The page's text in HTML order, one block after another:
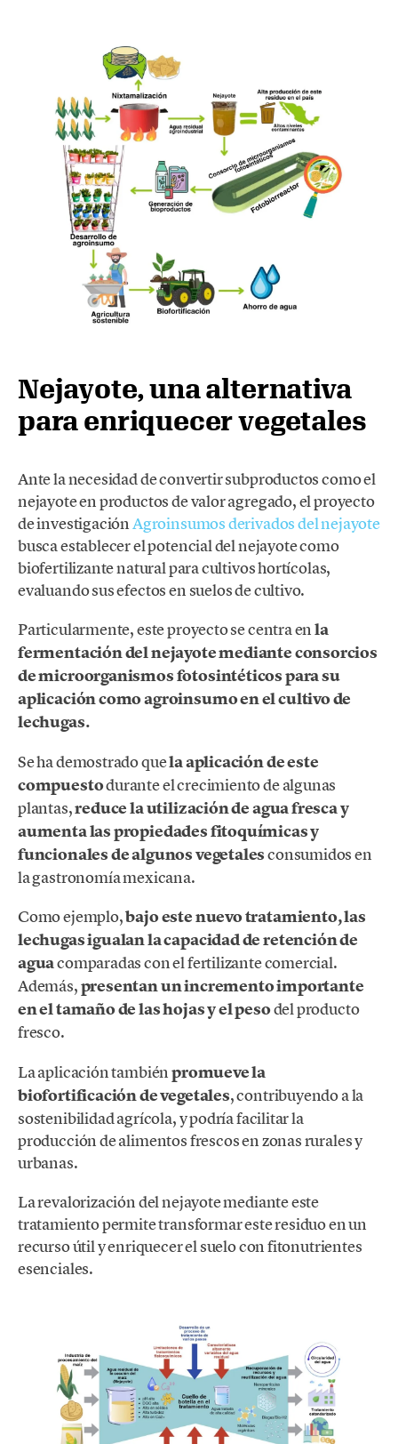
Nejayote, una alternativa
para enriquecer vegetales
Ante la necesidad de convertir subproductos como el
nejayote en productos de valor agregado, el proyecto
de investigaciónAgroinsumos derivados del nejayote
busca establecer el potencial del nejayote como
biofertilizante natural para cultivos hortícolas,
evaluando sus efectos en suelos de cultivo.
Particularmente, este proyecto se centra enla
fermentación del nejayote mediante consorcios
de microorganismos fotosintéticos para su
aplicación como agroinsumo en el cultivo de
lechugas.
Se ha demostrado quela aplicaciónde este
compuestodurante el crecimiento de algunas
plantas,reduce la utilización de agua fresca y
aumenta las propiedades fitoquímicas y
funcionales de algunos vegetalesconsumidos en
la gastronomía mexicana.
Como ejemplo,bajo este nuevo tratamiento, las
lechugas igualan la capacidad de retención de
aguacomparadas con el fertilizante comercial.
Además,presentan un incremento importante
en el tamaño de las hojas y el pesodel producto
fresco.
La aplicación tambiénpromueve la
biofortificación de vegetales, contribuyendo a la
sostenibilidad agrícola, y podría facilitar la
producción de alimentos frescos en zonas rurales y
urbanas.
La revalorización del nejayote mediante este
tratamiento permite transformar este residuo en un
recurso útil y enriquecer el suelo con fitonutrientes
esenciales.